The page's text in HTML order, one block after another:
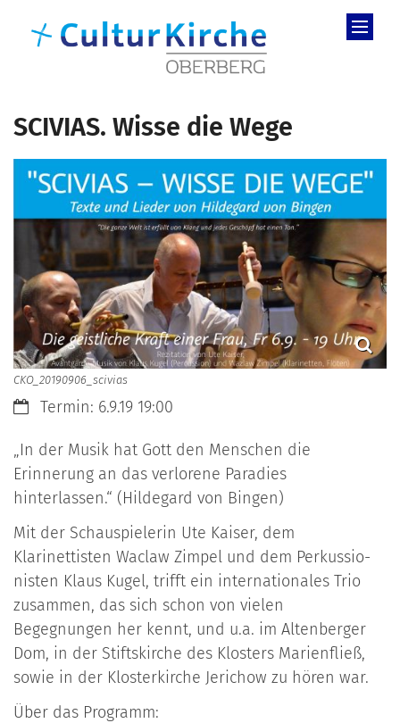
SCIVIAS. Wisse die Wege
CKO_20190906_scivias
Datum:Termin: 6.9.19 19:00
„In der Musik hat Gott den Menschen die
Erinnerung an das verlorene Paradies
hinterlassen.“ (Hildegard von Bingen)
Mit der Schauspielerin Ute Kaiser, dem
Klarinettisten Waclaw Zimpel und dem Perkussio-
nisten Klaus Kugel, trifft ein internationales Trio
zusammen, das sich schon von vielen
Begegnungen her kennt, und u.a. im Altenberger
Dom, in der Stiftskirche des Klosters Marienfließ,
sowie in der Klosterkirche Jerichow zu hören war.
Über das Programm: